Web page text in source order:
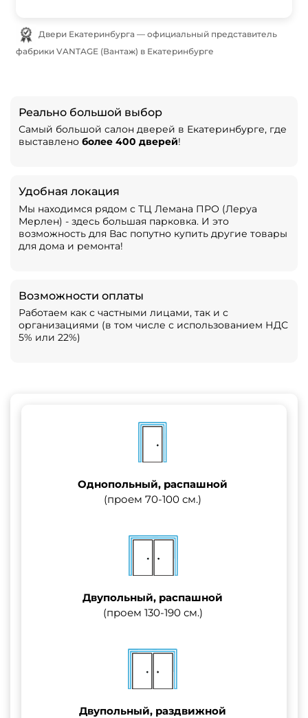
фабрики VANTAGE (Вантаж) в Екатеринбурге
Реально большой выбор
Самый большой салон дверей в Екатеринбурге, где
выставлено более 400 дверей!
Удобная локация
Мы находимся рядом с ТЦ Лемана ПРО (Леруа
Мерлен) - здесь большая парковка. И это
возможность для Вас попутно купить другие товары
для дома и ремонта!
Возможности оплаты
Работаем как с частными лицами, так и с
организациями (в том числе с использованием НДС
5% или 22%)
Однопольный, распашной
(проем 70-100 см.)
Двупольный, распашной
(проем 130-190 см.)
Двупольный, раздвижной